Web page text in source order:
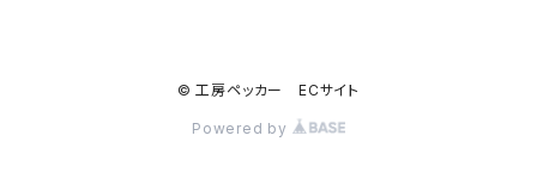
© 工房ペッカー ECサイト
Powered by